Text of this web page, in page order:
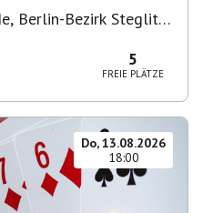
Berlin-Bezirk Steglitz-
5
FREIE PLÄTZE
Do, 13.08.2026
18:00